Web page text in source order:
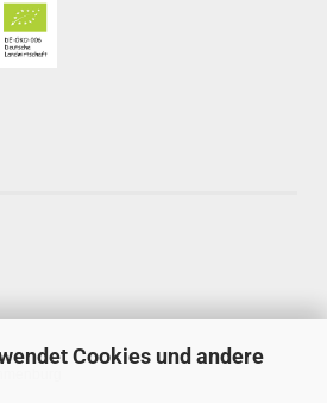
Cookies und andere